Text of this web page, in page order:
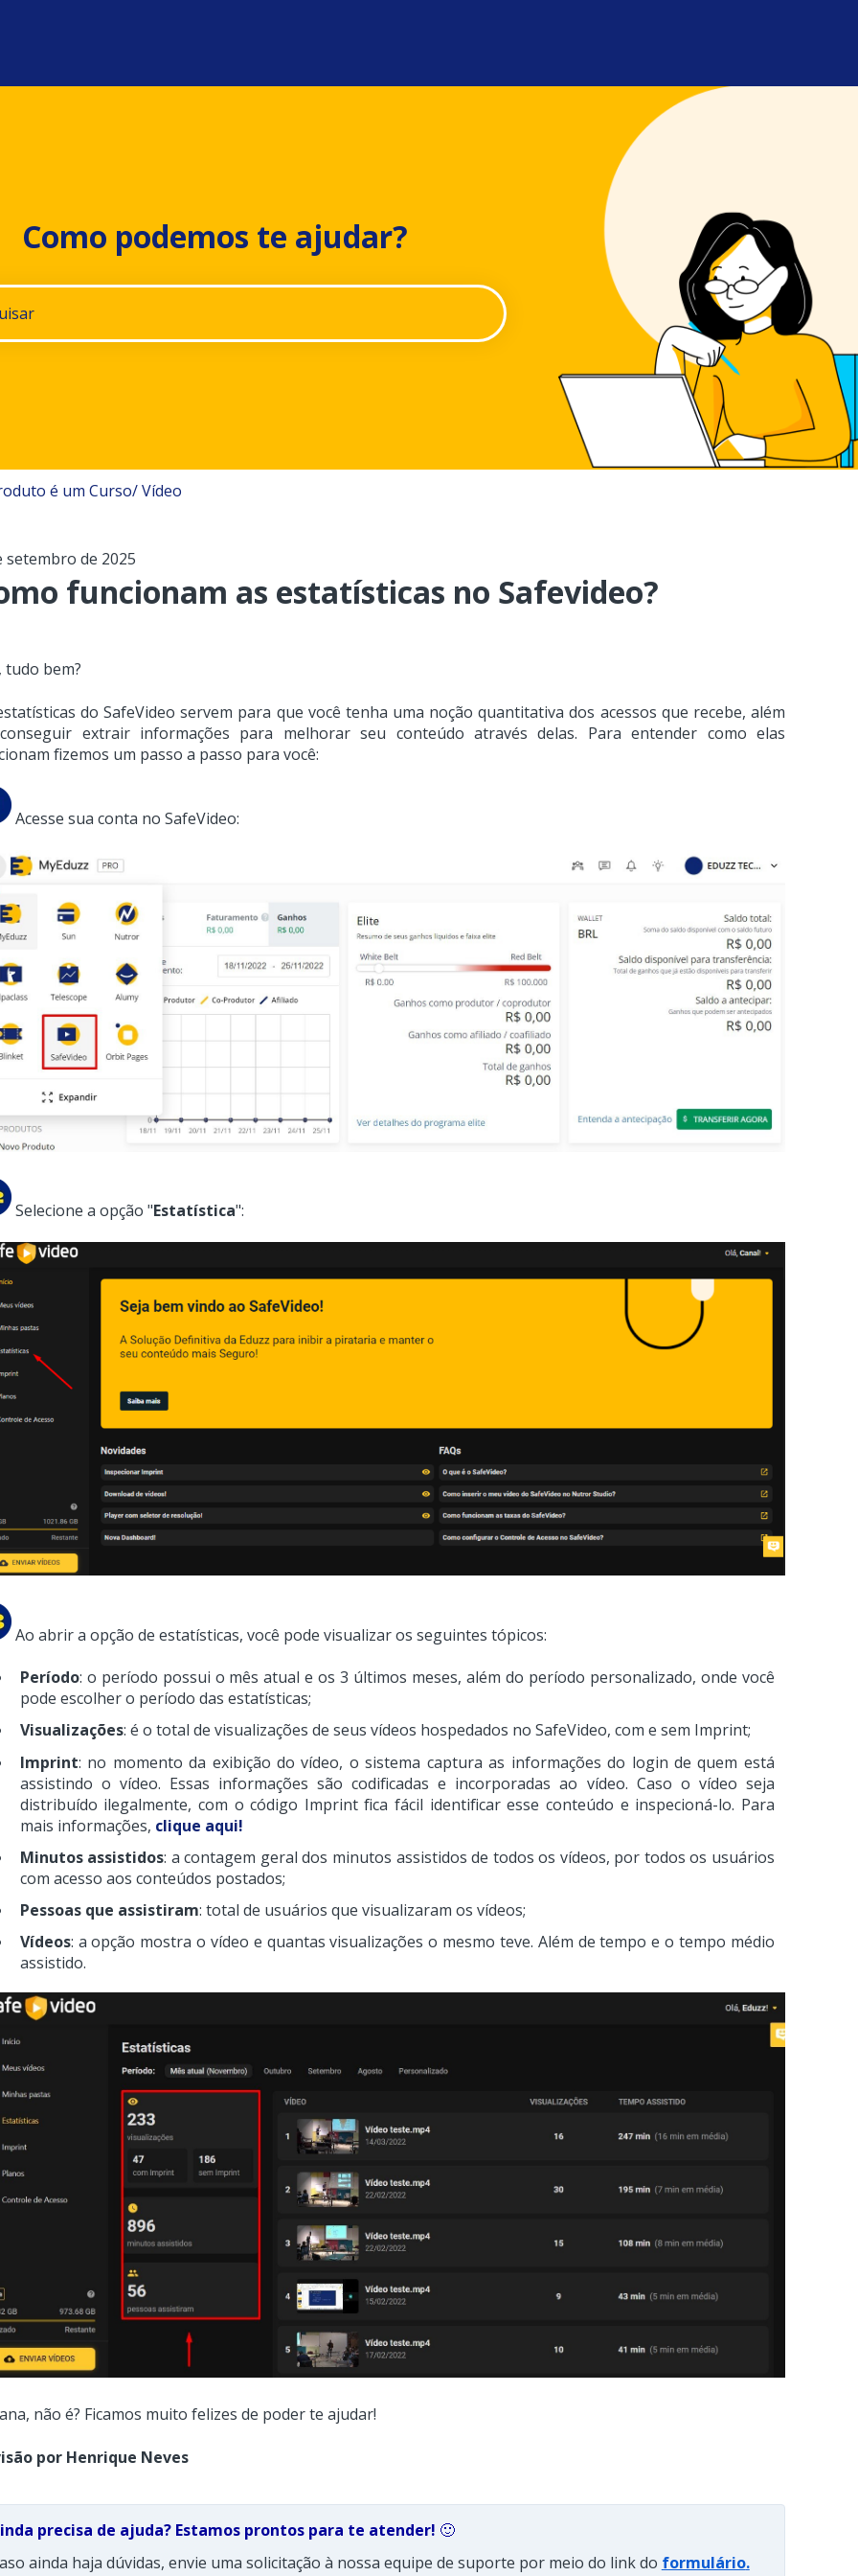
Como podemos te ajudar?
é um Curso/ Vídeo
setembro de 2025
funcionam as estatísticas no Safevideo?
tudo bem?
do SafeVideo servem para que você tenha uma noção quantitativa dos acessos que recebe, além
extrair informações para melhorar seu conteúdo através delas. Para entender como elas
fizemos um passo a passo para você:
Acesse sua conta no SafeVideo:
Selecione a opção "Estatística":
Ao abrir a opção de estatísticas, você pode visualizar os seguintes tópicos:
Período: o período possui o mês atual e os 3 últimos meses, além do período personalizado, onde você
pode escolher o período das estatísticas;
Visualizações: é o total de visualizações de seus vídeos hospedados no SafeVideo, com e sem Imprint;
Imprint: no momento da exibição do vídeo, o sistema captura as informações do login de quem está
assistindo o vídeo. Essas informações são codificadas e incorporadas ao vídeo. Caso o vídeo seja
distribuído ilegalmente, com o código Imprint fica fácil identificar esse conteúdo e inspecioná-lo. Para
mais informações, clique aqui!
Minutos assistidos: a contagem geral dos minutos assistidos de todos os vídeos, por todos os usuários
com acesso aos conteúdos postados;
Pessoas que assistiram: total de usuários que visualizaram os vídeos;
Vídeos: a opção mostra o vídeo e quantas visualizações o mesmo teve. Além de tempo e o tempo médio
assistido.
não é? Ficamos muito felizes de poder te ajudar!
por Henrique Neves
precisa de ajuda? Estamos prontos para te atender! 🙂
ainda haja dúvidas, envie uma solicitação à nossa equipe de suporte por meio do link do formulário.